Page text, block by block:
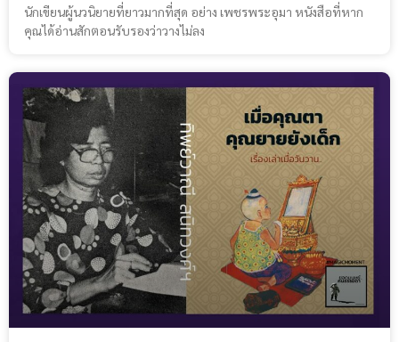
นักเขียนผู้นวนิยายที่ยาวมากที่สุด อย่าง เพชรพระอุมา หนังสือที่หาก
คุณได้อ่านสักตอนรับรองว่าวางไม่ลง